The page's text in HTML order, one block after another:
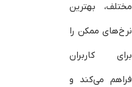
مختلف، بهترین
نرخ‌های ممکن را
برای کاربران
فراهم می‌کند و